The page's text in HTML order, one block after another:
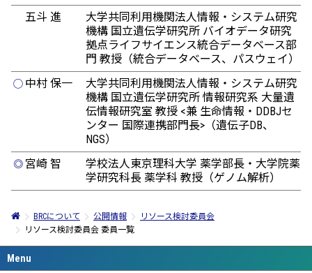
五斗 進
大学共同利用機関法人情報・システム研究
機構 国立遺伝学研究所 バイオデータ研究
拠点ライフサイエンス統合データベース部
門 教授（統合データベース、パスウェイ）
◯ 中村 保一
大学共同利用機関法人情報・システム研究
機構 国立遺伝学研究所 情報研究系 大量遺
伝情報研究室 教授 <兼 生命情報・DDBJセ
ンター 国際連携部門長>（遺伝子DB、
NGS）
◎ 宮崎 智
学校法人東京理科大学 薬学部長・大学院薬
学研究科長 薬学科 教授（ゲノム解析）
BRCについて 公開情報
リソース検討委員会
リソース検討委員会 委員一覧